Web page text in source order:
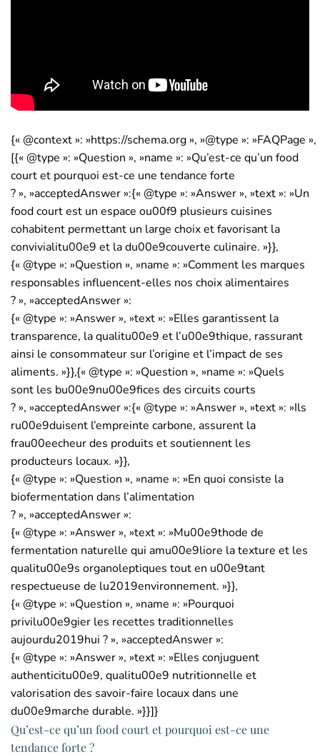
{« @context »: »https://schema.org », »@type »: »FAQPage
[{« @type »: »Question », »name »: »Qu’est-ce qu’un food
court et pourquoi est-ce une tendance forte
? », »acceptedAnswer »:{« @type »: »Answer », »text »: »Un
food court est un espace ou00f9 plusieurs cuisines
cohabitent permettant un large choix et favorisant la
convivialitu00e9 et la du00e9couverte culinaire. »}},
{« @type »: »Question », »name »: »Comment les marques
responsables influencent-elles nos choix alimentaires
? », »acceptedAnswer »:
{« @type »: »Answer », »text »: »Elles garantissent la
transparence, la qualitu00e9 et l’u00e9thique, rassurant
ainsi le consommateur sur l’origine et l’impact de ses
aliments. »}},{« @type »: »Question », »name »: »Quels
sont les bu00e9nu00e9fices des circuits courts
? », »acceptedAnswer »:{« @type »: »Answer », »text »: »Ils
ru00e9duisent l’empreinte carbone, assurent la
frau00eecheur des produits et soutiennent les
producteurs locaux. »}},
{« @type »: »Question », »name »: »En quoi consiste la
biofermentation dans l’alimentation
? », »acceptedAnswer »:
{« @type »: »Answer », »text »: »Mu00e9thode de
fermentation naturelle qui amu00e9liore la texture et les
qualitu00e9s organoleptiques tout en u00e9tant
respectueuse de lu2019environnement. »}},
{« @type »: »Question », »name »: »Pourquoi
privilu00e9gier les recettes traditionnelles
aujourdu2019hui ? », »acceptedAnswer »:
{« @type »: »Answer », »text »: »Elles conjuguent
authenticitu00e9, qualitu00e9 nutritionnelle et
valorisation des savoir-faire locaux dans une
du00e9marche durable. »}}]}
Qu’est-ce qu’un food court et pourquoi est-ce une
tendance forte ?